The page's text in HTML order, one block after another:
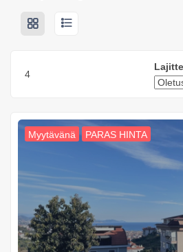
4
Myytävänä PARAS HINTA